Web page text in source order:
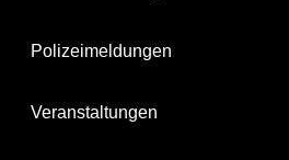
Polizeimeldungen
Veranstaltungen